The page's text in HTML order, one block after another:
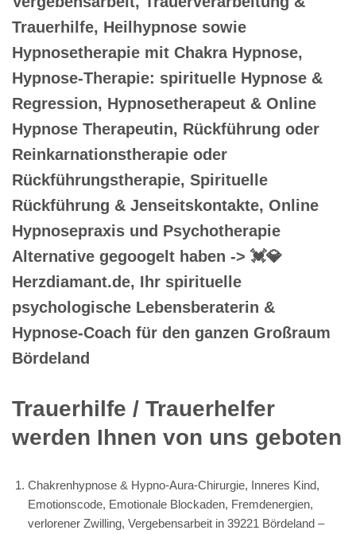
Trauerhilfe, Heilhypnose sowie
Hypnosetherapie mit Chakra Hypnose,
Hypnose-Therapie: spirituelle Hypnose &
Regression, Hypnosetherapeut & Online
Hypnose Therapeutin, Rückführung oder
Reinkarnationstherapie oder
Rückführungstherapie, Spirituelle
Rückführung & Jenseitskontakte, Online
Hypnosepraxis und Psychotherapie
Alternative gegoogelt haben -> 💓️💎
Herzdiamant.de, Ihr spirituelle
psychologische Lebensberaterin &
Hypnose-Coach für den ganzen Großraum
Bördeland
Trauerhilfe / Trauerhelfer
werden Ihnen von uns geboten
Chakrenhypnose & Hypno-Aura-Chirurgie, Inneres Kind,
Emotionscode, Emotionale Blockaden, Fremdenergien,
verlorener Zwilling, Vergebensarbeit in 39221 Bördeland –